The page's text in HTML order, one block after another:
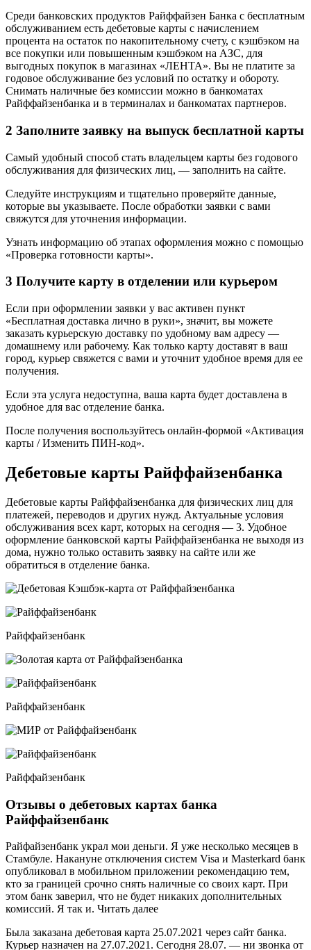
Среди банковских продуктов Райффайзен Банка с бесплатным
обслуживанием есть дебетовые карты с начислением
процента на остаток по накопительному счету, с кэшбэком на
все покупки или повышенным кэшбэком на АЗС, для
выгодных покупок в магазинах «ЛЕНТА». Вы не платите за
годовое обслуживание без условий по остатку и обороту.
Снимать наличные без комиссии можно в банкоматах
Райффайзенбанка и в терминалах и банкоматах партнеров.
2 Заполните заявку на выпуск бесплатной карты
Самый удобный способ стать владельцем карты без годового
обслуживания для физических лиц, — заполнить на сайте.
Следуйте инструкциям и тщательно проверяйте данные,
которые вы указываете. После обработки заявки с вами
свяжутся для уточнения информации.
Узнать информацию об этапах оформления можно с помощью
«Проверка готовности карты».
3 Получите карту в отделении или курьером
Если при оформлении заявки у вас активен пункт
«Бесплатная доставка лично в руки», значит, вы можете
заказать курьерскую доставку по удобному вам адресу —
домашнему или рабочему. Как только карту доставят в ваш
город, курьер свяжется с вами и уточнит удобное время для ее
получения.
Если эта услуга недоступна, ваша карта будет доставлена в
удобное для вас отделение банка.
После получения воспользуйтесь онлайн-формой «Активация
карты / Изменить ПИН-код».
Дебетовые карты Райффайзенбанка
Дебетовые карты Райффайзенбанка для физических лиц для
платежей, переводов и других нужд. Актуальные условия
обслуживания всех карт, которых на сегодня — 3. Удобное
оформление банковской карты Райффайзенбанка не выходя из
дома, нужно только оставить заявку на сайте или же
обратиться в отделение банка.
Райффайзенбанк
Райффайзенбанк
Райффайзенбанк
Отзывы о дебетовых картах банка
Райффайзенбанк
Райфайзенбанк украл мои деньги. Я уже несколько месяцев в
Стамбуле. Накануне отключения систем Visa и Masterkard банк
опубликовал в мобильном приложении рекомендацию тем,
кто за границей срочно снять наличные со своих карт. При
этом банк заверил, что не будет никаких дополнительных
комиссий. Я так и. Читать далее
Была заказана дебетовая карта 25.07.2021 через сайт банка.
Курьер назначен на 27.07.2021. Сегодня 28.07. — ни звонка от